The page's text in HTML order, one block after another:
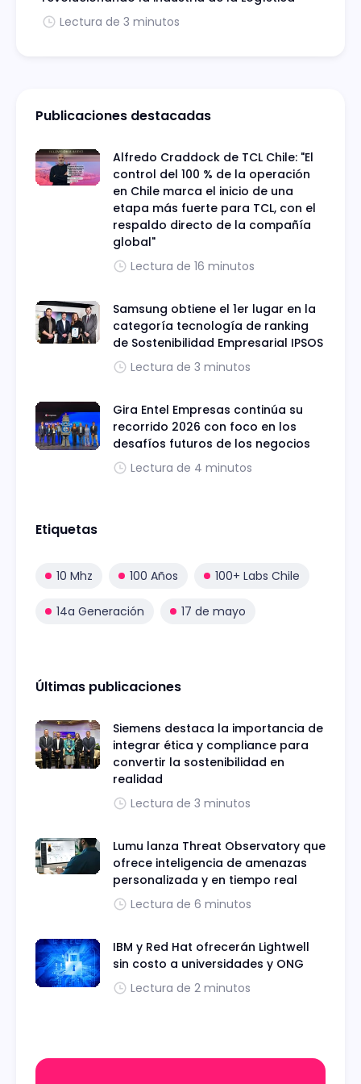
Lectura de 3 minutos
Publicaciones destacadas
Alfredo Craddock de TCL Chile: "El
control del 100 % de la operación
en Chile marca el inicio de una
etapa más fuerte para TCL, con el
respaldo directo de la compañía
global"
Lectura de 16 minutos
Samsung obtiene el 1er lugar en la
categoría tecnología de ranking
de Sostenibilidad Empresarial IPSOS
Lectura de 3 minutos
Gira Entel Empresas continúa su
recorrido 2026 con foco en los
desafíos futuros de los negocios
Lectura de 4 minutos
Etiquetas
10 Mhz 100 Años 100+ Labs Chile
14a Generación 17 de mayo
Últimas publicaciones
Siemens destaca la importancia de
integrar ética y compliance para
convertir la sostenibilidad en
realidad
Lectura de 3 minutos
Lumu lanza Threat Observatory que
ofrece inteligencia de amenazas
personalizada y en tiempo real
Lectura de 6 minutos
IBM y Red Hat ofrecerán Lightwell
sin costo a universidades y ONG
Lectura de 2 minutos